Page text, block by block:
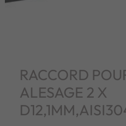
RACCORD
ALESAGE 2 X